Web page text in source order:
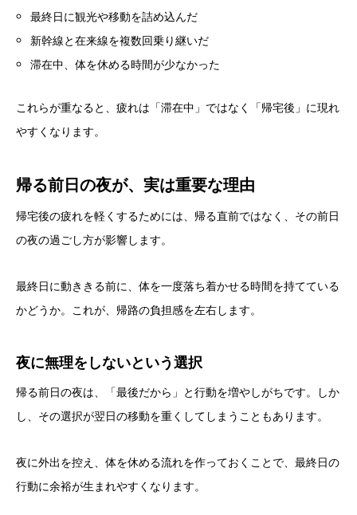
最終日に観光や移動を詰め込んだ
新幹線と在来線を複数回乗り継いだ
滞在中、体を休める時間が少なかった
これらが重なると、疲れは「滞在中」ではなく「帰宅後」に現れ
やすくなります。
帰る前日の夜が、実は重要な理由
帰宅後の疲れを軽くするためには、帰る直前ではなく、その前日
の夜の過ごし方が影響します。
最終日に動ききる前に、体を一度落ち着かせる時間を持てている
かどうか。これが、帰路の負担感を左右します。
夜に無理をしないという選択
帰る前日の夜は、「最後だから」と行動を増やしがちです。しか
し、その選択が翌日の移動を重くしてしまうこともあります。
夜に外出を控え、体を休める流れを作っておくことで、最終日の
行動に余裕が生まれやすくなります。